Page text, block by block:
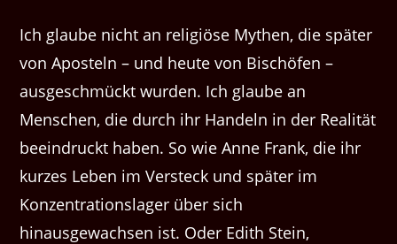
Ich glaube nicht an religiöse Mythen, die später
von Aposteln – und heute von Bischöfen –
ausgeschmückt wurden. Ich glaube an
Menschen, die durch ihr Handeln in der Realität
beeindruckt haben. So wie Anne Frank, die ihr
kurzes Leben im Versteck und später im
Konzentrationslager über sich
hinausgewachsen ist. Oder Edith Stein,